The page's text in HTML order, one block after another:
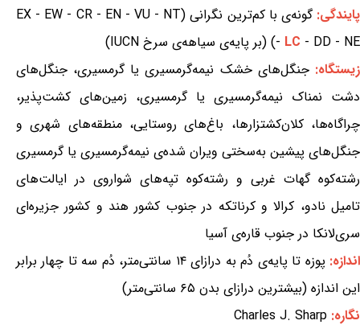
پایندگی:
گونه‌ی با کم‌ترین نگرانی (EX - EW - CR - EN - VU - NT
- LC - DD - NE) (بر پایه‌ی سیاهه‌ی سرخ IUCN)
زیستگاه:جنگل‌های خشک نیمه‌گرمسیری یا گرمسیری، جنگل‌های
دشت نمناک نیمه‌گرمسیری یا گرمسیری، زمین‌های کشت‌پذیر،
چراگاه‌ها، کلان‌کشتزارها، باغ‌های روستایی، منطقه‌های شهری و
جنگل‌های پیشین به‌سختی ویران شده‌ی نیمه‌گرمسیری یا گرمسیری
رشته‌کوه گهات غربی و رشته‌کوه تپه‌های شواروی در ایالت‌های
تامیل نادو، کرالا و کرناتکه در جنوب کشور هند و کشور جزیره‌ای
سری‌لانکا در جنوب قاره‌ی آسیا
اندازه:
پوزه تا پایه‌ی دُم به درازای ۱۴ سانتی‌متر، دُم سه تا چهار برابر
این اندازه (بیشترین درازای بدن ۶۵ سانتی‌متر)
نگاره: Charles J. Sharp